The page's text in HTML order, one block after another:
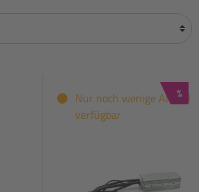
%
Nur noch wenige Artikel
verfügbar